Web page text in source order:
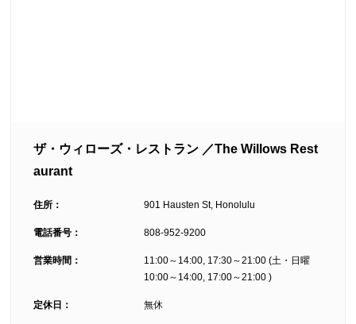
ザ・ウィローズ・レストラン ／The Willows Rest
aurant
住所： 901 Hausten St, Honolulu
電話番号： 808-952-9200
営業時間：
11:00～14:00, 17:30～21:00 (土・日曜
10:00～14:00, 17:00～21:00 )
定休日： 無休